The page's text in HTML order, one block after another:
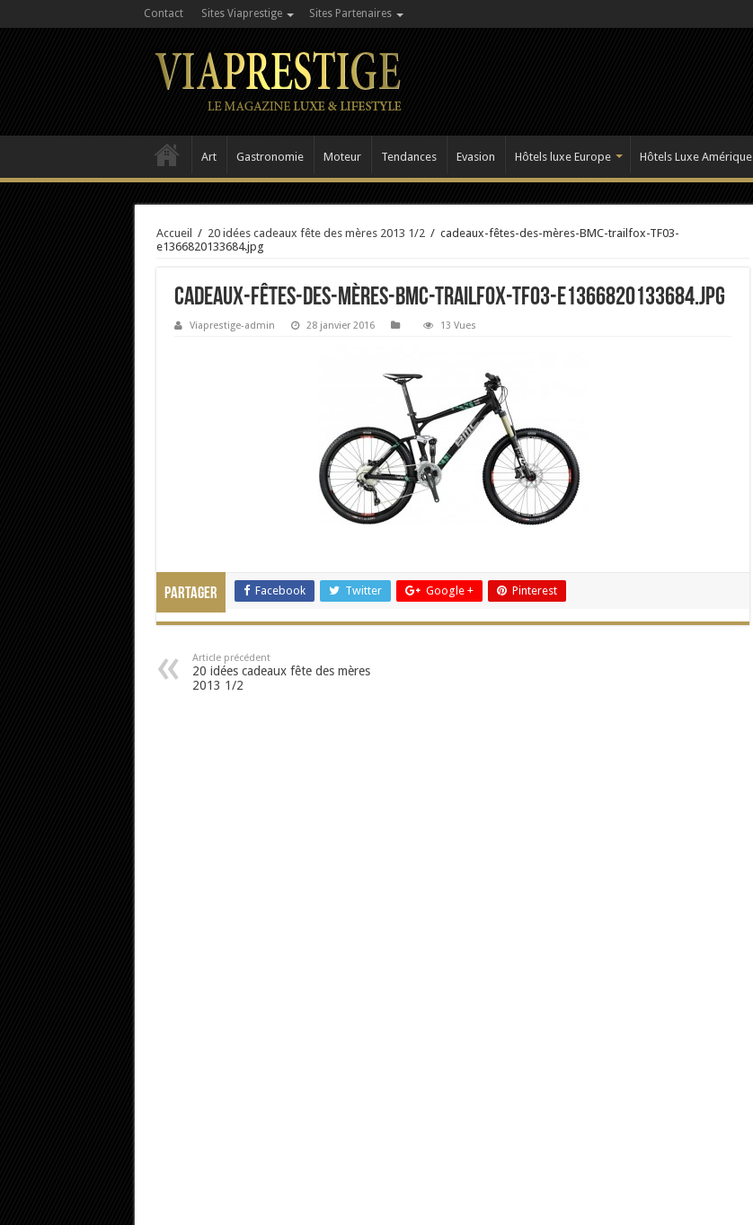
Contact Sites Viaprestige Sites Partenaires
Art Gastronomie Moteur Tendances Evasion Hôtels luxe Europe Hôtels Luxe Amérique
Accueil / 20 idées cadeaux fête des mères 2013 1/2 / cadeaux-fêtes-des-mères-BMC-trailfox-TF03-
e1366820133684.jpg
cadeaux-fêtes-des-mères-BMC-trailfox-TF03-e1366820133684.jpg
Viaprestige-admin 28 janvier 2016 13 Vues
Partager Facebook Twitter Google + Pinterest
Article précédent
20 idées cadeaux fête des mères
2013 1/2